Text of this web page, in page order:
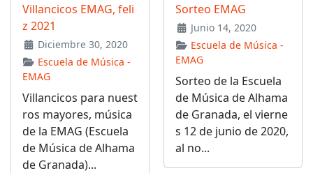
Villancicos EMAG, feli
z 2021
Diciembre 30, 2020
Escuela de Música -
EMAG
Villancicos para nuest
ros mayores, música
de la EMAG (Escuela
de Música de Alhama
de Granada)...
Sorteo EMAG
Junio 14, 2020
Escuela de Música -
EMAG
Sorteo de la Escuela
de Música de Alhama
de Granada, el vierne
s 12 de junio de 2020,
al no...